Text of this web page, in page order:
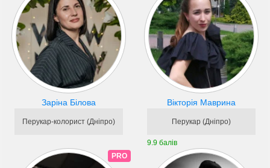
Заріна Білова
Перукар-колорист (Дніпро)
Вікторія Маврина
Перукар (Дніпро)
9.9 балів
PRO